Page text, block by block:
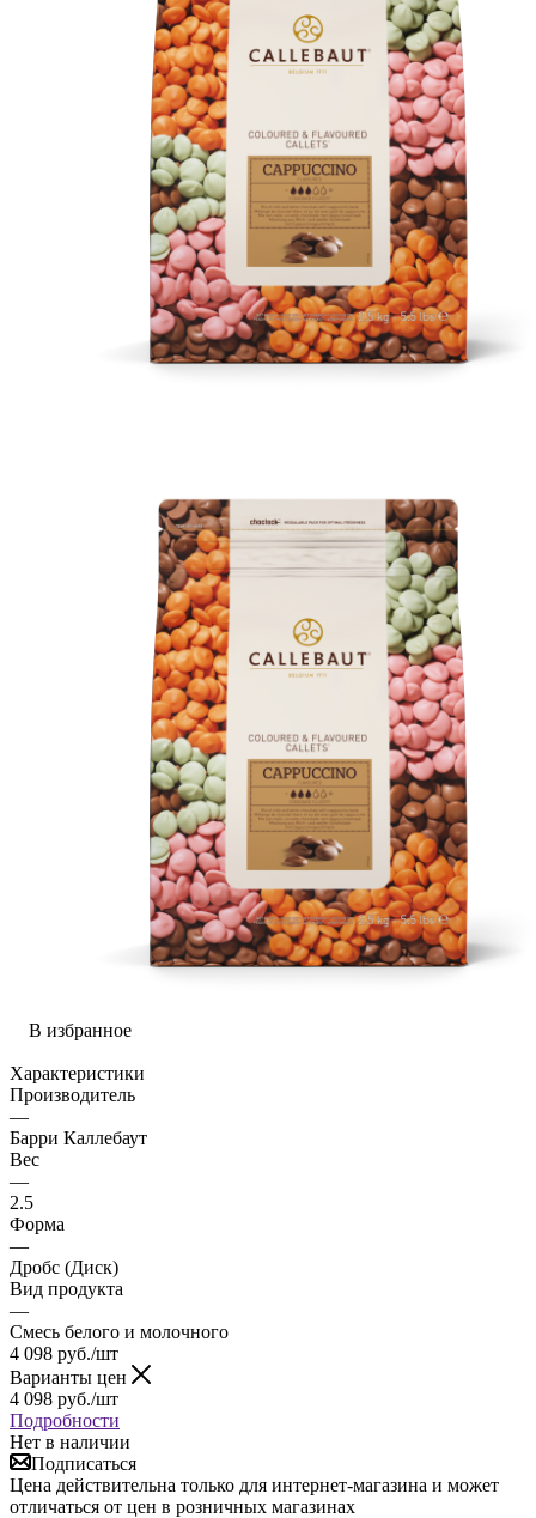
В избранное
Характеристики
Производитель
—
Барри Каллебаут
Вес
—
2.5
Форма
—
Дробс (Диск)
Вид продукта
—
Смесь белого и молочного
4 098 руб./шт
Варианты цен
4 098 руб./шт
Подробности
Нет в наличии
Подписаться
Цена действительна только для интернет-магазина и может
отличаться от цен в розничных магазинах